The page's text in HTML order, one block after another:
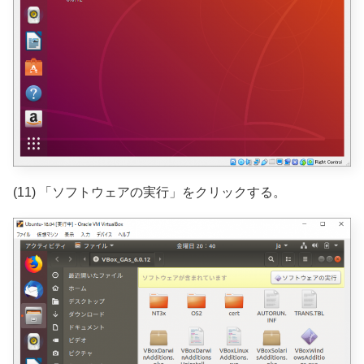
(11) 「ソフトウェアの実行」をクリックする。